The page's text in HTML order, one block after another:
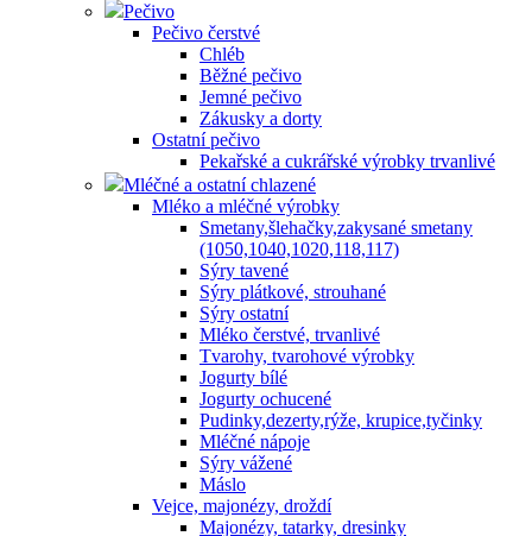
Pečivo
Pečivo čerstvé
Chléb
Běžné pečivo
Jemné pečivo
Zákusky a dorty
Ostatní pečivo
Pekařské a cukrářské výrobky trvanlivé
Mléčné a ostatní chlazené
Mléko a mléčné výrobky
Smetany,šlehačky,zakysané smetany
(1050,1040,1020,118,117)
Sýry tavené
Sýry plátkové, strouhané
Sýry ostatní
Mléko čerstvé, trvanlivé
Tvarohy, tvarohové výrobky
Jogurty bílé
Jogurty ochucené
Pudinky,dezerty,rýže, krupice,tyčinky
Mléčné nápoje
Sýry vážené
Máslo
Vejce, majonézy, droždí
Majonézy, tatarky, dresinky